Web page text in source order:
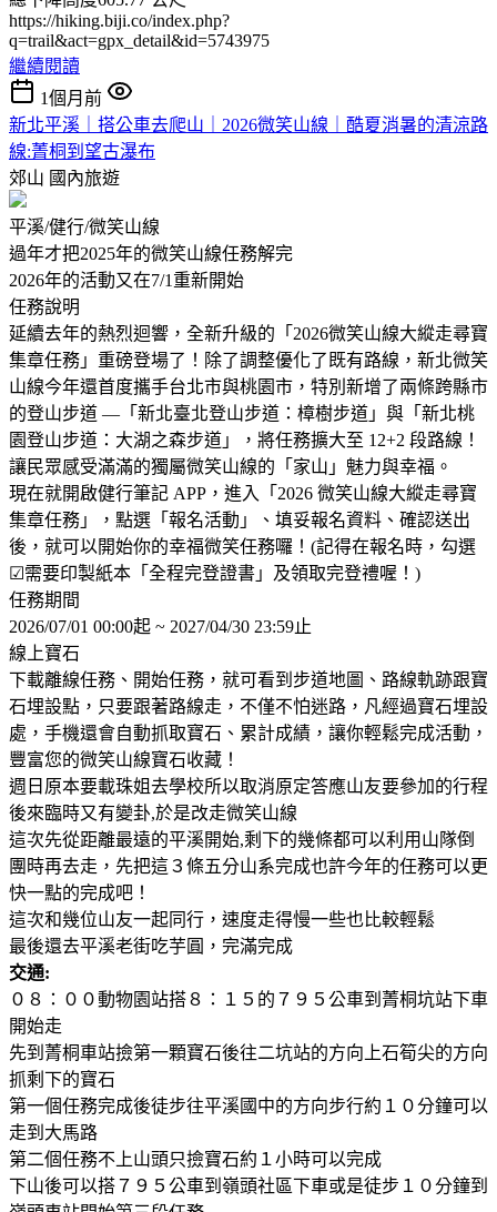
https://hiking.biji.co/index.php?
q=trail&act=gpx_detail&id=5743975
繼續閱讀
1個月前
新北平溪｜搭公車去爬山｜2026微笑山線｜酷夏消暑的清涼路
線:菁桐到望古瀑布
郊山 國內旅遊
平溪/健行/微笑山線
過年才把2025年的微笑山線任務解完
2026年的活動又在7/1重新開始
任務說明
延續去年的熱烈迴響，全新升級的「2026微笑山線大縱走尋寶
集章任務」重磅登場了！除了調整優化了既有路線，新北微笑
山線今年還首度攜手台北市與桃園市，特別新增了兩條跨縣市
的登山步道 —「新北臺北登山步道：樟樹步道」與「新北桃
園登山步道：大湖之森步道」，將任務擴大至 12+2 段路線！
讓民眾感受滿滿的獨屬微笑山線的「家山」魅力與幸福。
現在就開啟健行筆記 APP，進入「2026 微笑山線大縱走尋寶
集章任務」，點選「報名活動」、填妥報名資料、確認送出
後，就可以開始你的幸福微笑任務囉！(記得在報名時，勾選
☑需要印製紙本「全程完登證書」及領取完登禮喔！)
任務期間
2026/07/01 00:00起 ~ 2027/04/30 23:59止
線上寶石
下載離線任務、開始任務，就可看到步道地圖、路線軌跡跟寶
石埋設點，只要跟著路線走，不僅不怕迷路，凡經過寶石埋設
處，手機還會自動抓取寶石、累計成績，讓你輕鬆完成活動，
豐富您的微笑山線寶石收藏！
週日原本要載珠姐去學校所以取消原定答應山友要參加的行程
後來臨時又有變卦,於是改走微笑山線
這次先從距離最遠的平溪開始,剩下的幾條都可以利用山隊倒
團時再去走，先把這３條五分山系完成也許今年的任務可以更
快一點的完成吧！
這次和幾位山友一起同行，速度走得慢一些也比較輕鬆
最後還去平溪老街吃芋圓，完滿完成
交通:
０８：００動物園站搭８：１５的７９５公車到菁桐坑站下車
開始走
先到菁桐車站撿第一顆寶石後往二坑站的方向上石筍尖的方向
抓剩下的寶石
第一個任務完成後徒步往平溪國中的方向步行約１０分鐘可以
走到大馬路
第二個任務不上山頭只撿寶石約１小時可以完成
下山後可以搭７９５公車到嶺頭社區下車或是徒步１０分鐘到